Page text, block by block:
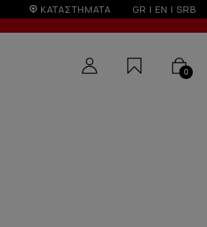
ΚΑΤΑΣΤΗΜΑΤΑ GR | EN | SRB
0